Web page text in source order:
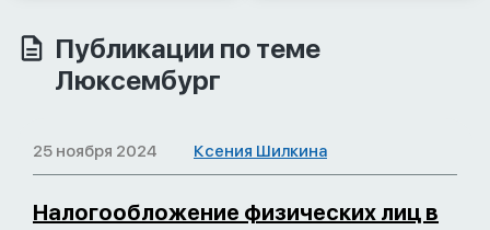
Публикации по теме
Люксембург
25 ноября 2024 Ксения Шилкина
Налогообложение физических лиц в